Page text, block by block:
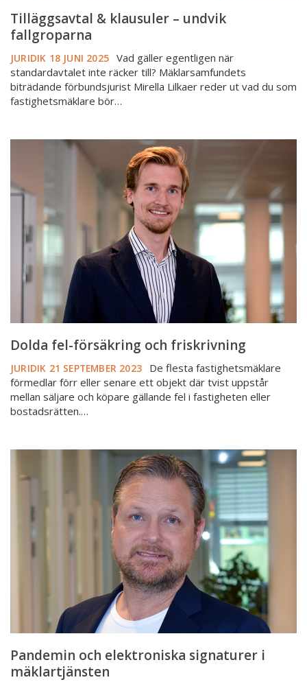
Tilläggsavtal & klausuler – undvik
fallgroparna
JURIDIK 18 JUNI 2025 Vad gäller egentligen när
standardavtalet inte räcker till? Mäklarsamfundets
biträdande förbundsjurist Mirella Lilkaer reder ut vad du som
fastighetsmäklare bör…
Dolda
och
friskrivning
Dolda fel-försäkring och friskrivning
JURIDIK 21 SEPTEMBER 2023
De flesta fastighetsmäklare
förmedlar förr eller senare ett objekt där tvist uppstår
mellan säljare och köpare gällande fel i fastigheten eller
bostadsrätten.…
Pandemin
elektroniska
mäklartjänsten
Pandemin och elektroniska signaturer i
mäklartjänsten